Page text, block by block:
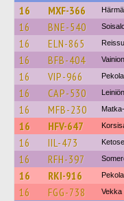
16
MXF-366
16 BNE-540
16 ELN-865
16 BFB-404
16 VIP-966
16 CAP-530
16 MFB-230
16 HFV-647
16 IIL-473
16 RFH-397
16 RKI-916
16 FGG-738 Vekka